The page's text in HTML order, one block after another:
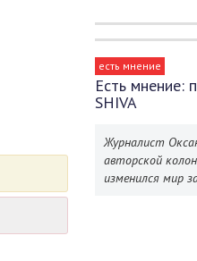
есть мнение
Есть мнение:
SHIVA
Журналист
авторской
изменился мир